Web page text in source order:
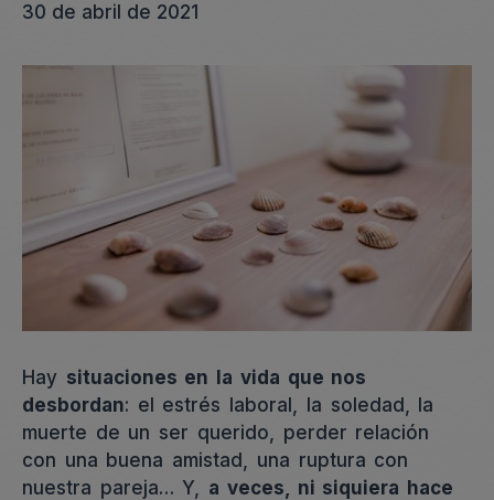
30 de abril de 2021
Hay situaciones en la vida que nos
desbordan: el estrés laboral, la soledad, la
muerte de un ser querido, perder relación
con una buena amistad, una ruptura con
nuestra pareja… Y, a veces, ni siquiera hace